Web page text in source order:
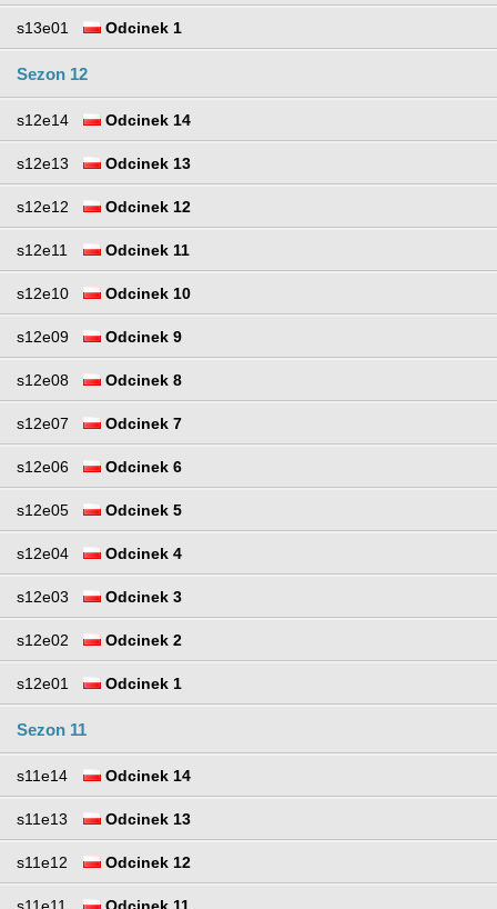
s13e01 Odcinek 1
Sezon 12
s12e14 Odcinek 14
s12e13 Odcinek 13
s12e12 Odcinek 12
s12e11 Odcinek 11
s12e10 Odcinek 10
s12e09 Odcinek 9
s12e08 Odcinek 8
s12e07 Odcinek 7
s12e06 Odcinek 6
s12e05 Odcinek 5
s12e04 Odcinek 4
s12e03 Odcinek 3
s12e02 Odcinek 2
s12e01 Odcinek 1
Sezon 11
s11e14 Odcinek 14
s11e13 Odcinek 13
s11e12 Odcinek 12